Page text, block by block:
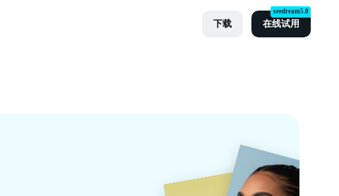
下载 在线试用
seedream5.0